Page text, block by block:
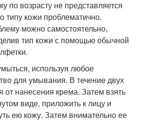
по возрасту не представляется
типу кожи проблематично.
можно самостоятельно,
тип кожи с помощью обычной
используя любое
для умывания. В течение двух
от нанесения крема. Затем взять
виде, приложить к лицу и
ею кожу. Затем внимательно ее